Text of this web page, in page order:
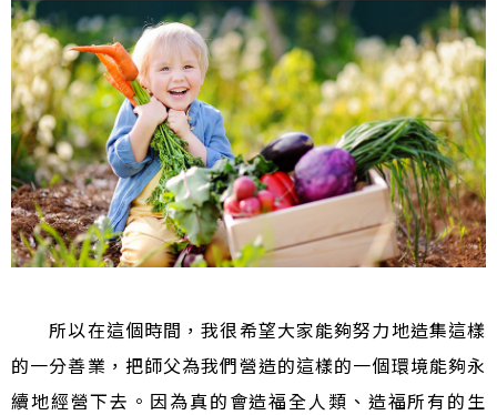
所以在這個時間，我很希望大家能夠努力地造集這樣
的一分善業，把師父為我們營造的這樣的一個環境能夠永
續地經營下去。因為真的會造福全人類、造福所有的生